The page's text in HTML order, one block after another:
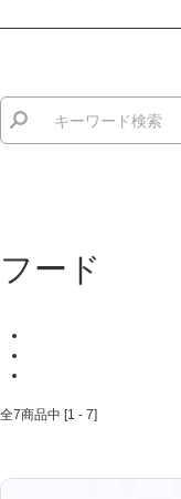
フード
全7商品中 [1 - 7]